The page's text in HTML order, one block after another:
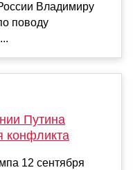
Владимиру
поводу
Путина
конфликта
12 сентября